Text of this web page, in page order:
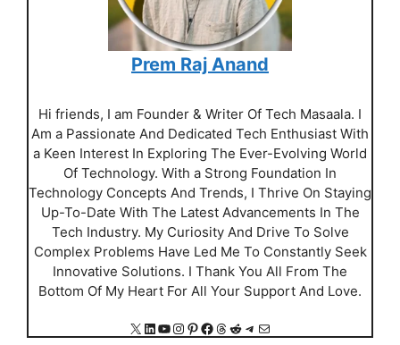
Prem Raj Anand
Hi friends, I am Founder & Writer Of Tech Masaala. I
Am a Passionate And Dedicated Tech Enthusiast With
a Keen Interest In Exploring The Ever-Evolving World
Of Technology. With a Strong Foundation In
Technology Concepts And Trends, I Thrive On Staying
Up-To-Date With The Latest Advancements In The
Tech Industry. My Curiosity And Drive To Solve
Complex Problems Have Led Me To Constantly Seek
Innovative Solutions. I Thank You All From The
Bottom Of My Heart For All Your Support And Love.
X LinkedIn YouTube Instagram Pinterest Facebook Threads Reddit Telegram Mail